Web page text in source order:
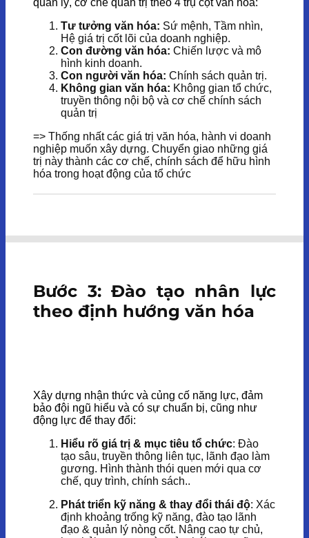
Tư tưởng văn hóa: Sứ mệnh, Tầm nhìn,
Hệ giá trị cốt lõi của doanh nghiệp.
Con đường văn hóa: Chiến lược và mô
hình kinh doanh.
Con người văn hóa: Chính sách quản trị.
Không gian văn hóa: Không gian tổ chức,
truyền thông nội bộ và cơ chế chính sách
quản trị
=> Thống nhất các giá trị văn hóa, hành vi doanh
nghiệp muốn xây dựng. Chuyển giao những giá
trị này thành các cơ chế, chính sách để hữu hình
hóa trong hoạt động của tổ chức
Bước 3: Đào tạo nhân lực
theo định hướng văn hóa
Xây dựng nhận thức và củng cố năng lực, đảm
bảo đội ngũ hiểu và có sự chuẩn bị, cũng như
động lực để thay đổi:
Hiểu rõ giá trị & mục tiêu tổ chức: Đào
tạo sâu, truyền thông liên tục, lãnh đạo làm
gương. Hình thành thói quen mới qua cơ
chế, quy trình, chính sách..
Phát triển kỹ năng & thay đổi thái độ: Xác
định khoảng trống kỹ năng, đào tạo lãnh
đạo & quản lý nòng cốt. Nâng cao tự chủ,